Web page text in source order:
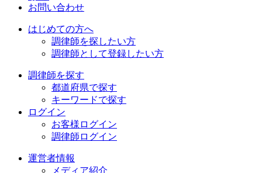
お問い合わせ
はじめての方へ
調律師を探したい方
調律師として登録したい方
調律師を探す
都道府県で探す
キーワードで探す
ログイン
お客様ログイン
調律師ログイン
運営者情報
メディア紹介